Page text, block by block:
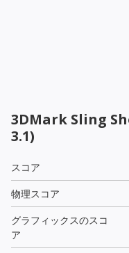
3DMark Sling
3.1)
スコア
物理スコア
グラフィックスのスコ
ア